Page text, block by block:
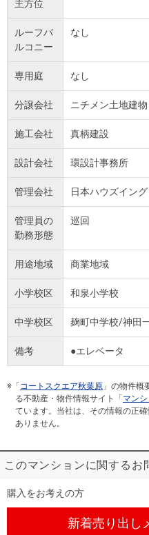
主方位
ルーフバ
ルコニー
なし
専用庭 なし
分譲会社 ニチメン土地建物
施工会社 真柄建設
設計会社 環設計事務所
管理会社 日本ハウズイング
管理員の
勤務形態
巡回
用途地域 商業地域
小学校区 和泉小学校
中学校区 麹町中学校/神田
備考 ●エレベータ
※「 コートスクエア秋葉原 」の物件概
る不動産・物件情報サイト「 マン
ています。当社は、その情報の正
ありません。
このマンションに関するお
購入をお考えの方
新着売り出し